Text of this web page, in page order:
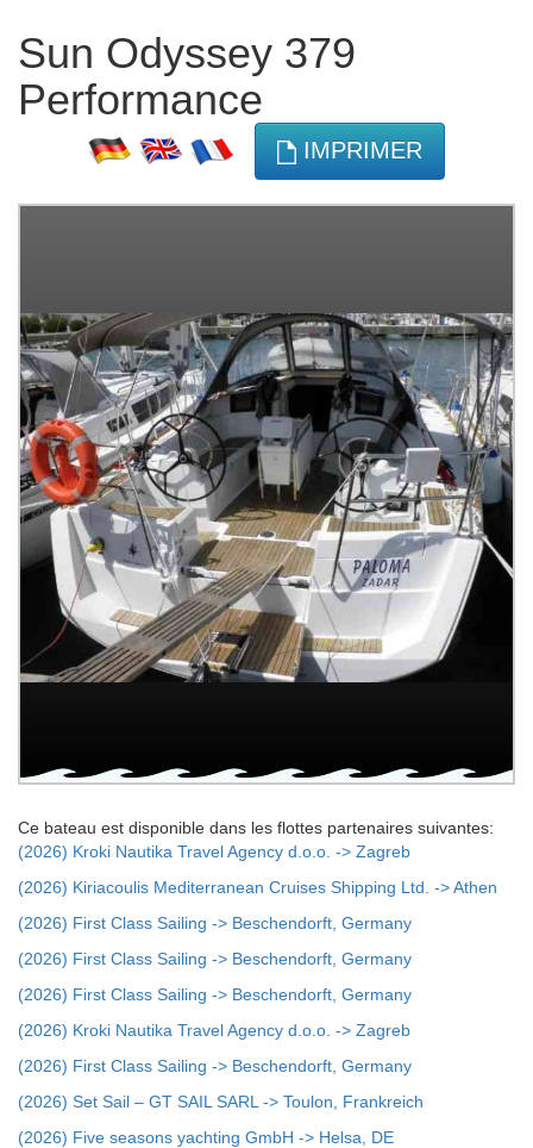
Sun Odyssey 379
Performance
IMPRIMER
Ce bateau est disponible dans les flottes partenaires suivantes:
(2026) Kroki Nautika Travel Agency d.o.o. -> Zagreb
(2026) Kiriacoulis Mediterranean Cruises Shipping Ltd. -> Athen
(2026) First Class Sailing -> Beschendorft, Germany
(2026) First Class Sailing -> Beschendorft, Germany
(2026) First Class Sailing -> Beschendorft, Germany
(2026) Kroki Nautika Travel Agency d.o.o. -> Zagreb
(2026) First Class Sailing -> Beschendorft, Germany
(2026) Set Sail – GT SAIL SARL -> Toulon, Frankreich
(2026) Five seasons yachting GmbH -> Helsa, DE